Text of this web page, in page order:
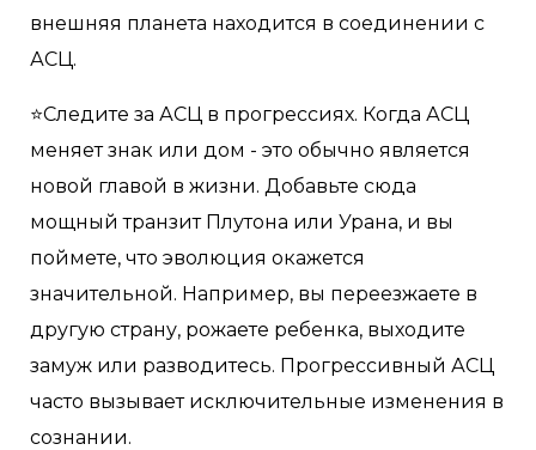
внешняя планета находится в соединении с
АСЦ.
⭐️Следите за АСЦ в прогрессиях. Когда АСЦ
меняет знак или дом - это обычно является
новой главой в жизни. Добавьте сюда
мощный транзит Плутона или Урана, и вы
поймете, что эволюция окажется
значительной. Например, вы переезжаете в
другую страну, рожаете ребенка, выходите
замуж или разводитесь. Прогрессивный АСЦ
часто вызывает исключительные изменения в
сознании.